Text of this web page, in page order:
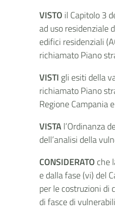
VISTO il Capitolo 3
ad uso residenziale
edifici residenziali
richiamato Piano
VISTI gli esiti della
richiamato Piano
Regione Campania
VISTAl’Ordinanza
dell’analisi della
CONSIDERATO che
e dalla fase (vi) del
per le costruzioni di
di fasce di